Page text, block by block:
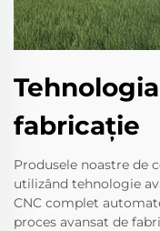
fabricaţie
Produsele noastre de
utilizând tehnologie
CNC complet
proces avansat de